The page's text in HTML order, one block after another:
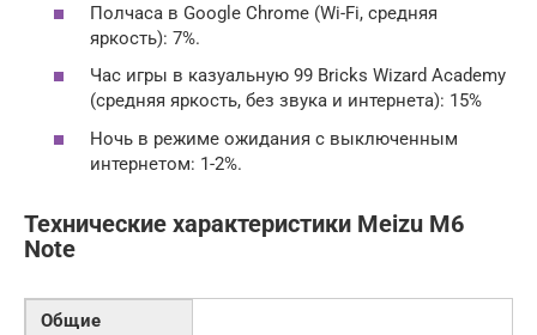
Полчаса в Google Chrome (Wi-Fi, средняя
яркость): 7%.
Час игры в казуальную 99 Bricks Wizard Academy
(средняя яркость, без звука и интернета): 15%
Ночь в режиме ожидания с выключенным
интернетом: 1-2%.
Технические характеристики Meizu M6
Note
Общие